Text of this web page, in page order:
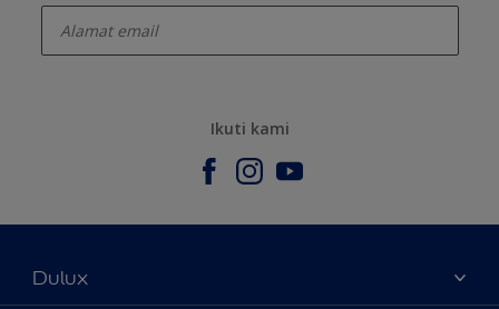
Ikuti kami
Dulux